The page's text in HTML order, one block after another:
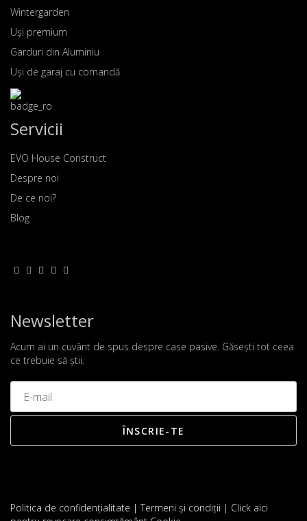
Wintergarden
Uși premium
Garduri din Aluminiu
Uși de garaj cu comandă
Servicii
EVO House Construct
Despre noi
De ce noi?
Blog
Newsletter
Acum ai un cuvânt de spus despre case pasive. Găsești tot ceea
ce trebuie să știi.
Politica de confidențialitate |Termeni și condiții | Click aici